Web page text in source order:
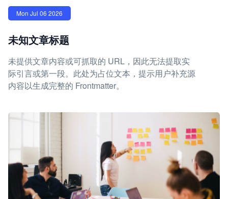
Mon Jul 06 2026
未知文章标题
未提供文章内容或可抓取的 URL，因此无法提取实
际引言或第一段。此处为占位文本，提示用户补充源
内容以生成完整的 Frontmatter。